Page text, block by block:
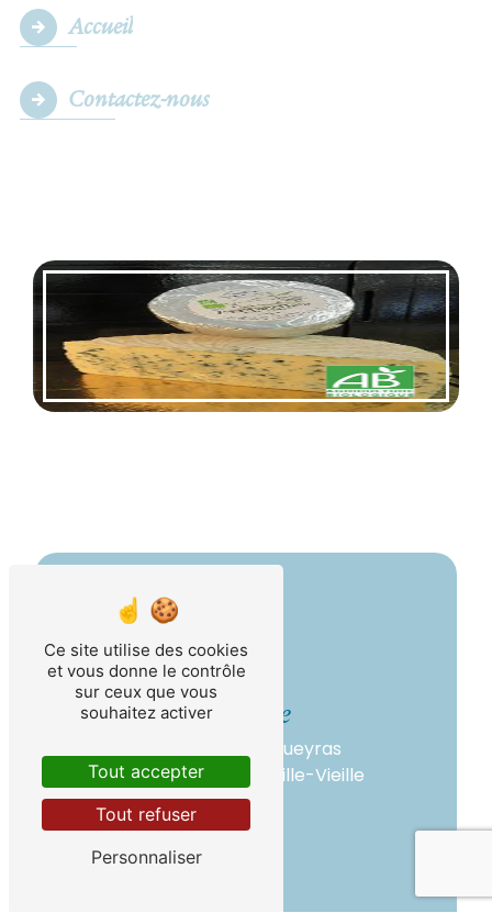
Accueil
Contactez-nous
Adresse
1941 Route du Queyras
05350 Château-Ville-Vieille
Ce site utilise des cookies
et vous donne le contrôle
sur ceux que vous
souhaitez activer
Tout accepter
Tout refuser
Personnaliser